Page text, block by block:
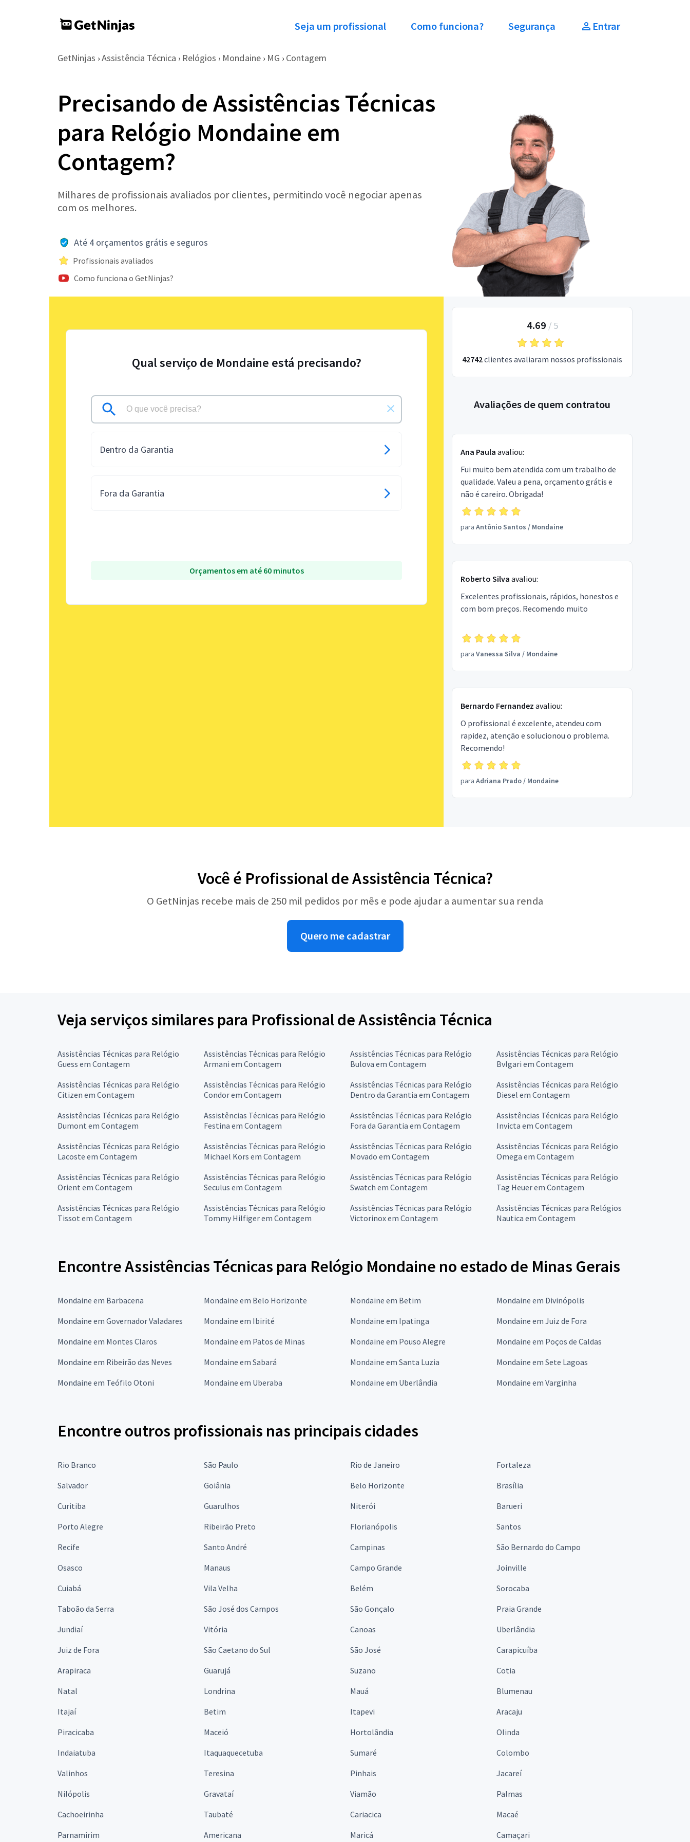
Seja um profissional Como funciona? Segurança Entrar
GetNinjas › Assistência Técnica › Relógios › Mondaine › MG › Contagem
Precisando de Assistências Técnicas
para Relógio Mondaine em
Contagem?
Milhares de profissionais avaliados por clientes, permitindo você negociar apenas
com os melhores.
Até 4 orçamentos grátis e seguros
Profissionais avaliados
Como funciona o GetNinjas?
Qual serviço de Mondaine está precisando?
Dentro da Garantia
Fora da Garantia
Orçamentos em até 60 minutos
4.69 / 5
42742clientes avaliaram nossos profissionais
Avaliações de quem contratou
Ana Paula avaliou:
Fui muito bem atendida com um trabalho de
qualidade. Valeu a pena, orçamento grátis e
não é careiro. Obrigada!
para Antônio Santos / Mondaine
Roberto Silva avaliou:
Excelentes profissionais, rápidos, honestos e
com bom preços. Recomendo muito
para Vanessa Silva / Mondaine
Bernardo Fernandez avaliou:
O profissional é excelente, atendeu com
rapidez, atenção e solucionou o problema.
Recomendo!
para Adriana Prado/ Mondaine
Você é Profissional de Assistência Técnica?
O GetNinjas recebe mais de 250 mil pedidos por mês e pode ajudar a aumentar sua renda
Quero me cadastrar
Veja serviços similares para Profissional de Assistência Técnica
Assistências Técnicas para Relógio
Guess em Contagem
Assistências Técnicas para Relógio
Armani em Contagem
Assistências Técnicas para Relógio
Bulova em Contagem
Assistências Técnicas para Relógio
Bvlgari em Contagem
Assistências Técnicas para Relógio
Citizen em Contagem
Assistências Técnicas para Relógio
Condor em Contagem
Assistências Técnicas para Relógio
Dentro da Garantia em Contagem
Assistências Técnicas para Relógio
Diesel em Contagem
Assistências Técnicas para Relógio
Dumont em Contagem
Assistências Técnicas para Relógio
Festina em Contagem
Assistências Técnicas para Relógio
Fora da Garantia em Contagem
Assistências Técnicas para Relógio
Invicta em Contagem
Assistências Técnicas para Relógio
Lacoste em Contagem
Assistências Técnicas para Relógio
Michael Kors em Contagem
Assistências Técnicas para Relógio
Movado em Contagem
Assistências Técnicas para Relógio
Omega em Contagem
Assistências Técnicas para Relógio
Orient em Contagem
Assistências Técnicas para Relógio
Seculus em Contagem
Assistências Técnicas para Relógio
Swatch em Contagem
Assistências Técnicas para Relógio
Tag Heuer em Contagem
Assistências Técnicas para Relógio
Tissot em Contagem
Assistências Técnicas para Relógio
Tommy Hilfiger em Contagem
Assistências Técnicas para Relógio
Victorinox em Contagem
Assistências Técnicas para Relógios
Nautica em Contagem
Encontre Assistências Técnicas para Relógio Mondaine no estado de Minas Gerais
Mondaine em Barbacena Mondaine em Belo Horizonte Mondaine em Betim
Mondaine em Divinópolis
Mondaine em Governador Valadares
Mondaine em Ibirité Mondaine em Ipatinga
Mondaine em Juiz de Fora
Mondaine em Montes Claros
Mondaine em Patos de Minas Mondaine em Pouso Alegre
Mondaine em Poços de Caldas
Mondaine em Ribeirão das Neves
Mondaine em Sabará Mondaine em Santa Luzia
Mondaine em Sete Lagoas
Mondaine em Teófilo Otoni
Mondaine em Uberaba Mondaine em Uberlândia Mondaine em Varginha
Encontre outros profissionais nas principais cidades
Rio Branco São Paulo Rio de Janeiro
Fortaleza
Salvador
Goiânia Belo Horizonte
Brasília
Curitiba
Guarulhos Niterói
Barueri
Porto Alegre
Ribeirão Preto Florianópolis
Santos
Recife
Santo André Campinas
São Bernardo do Campo
Osasco
Manaus Campo Grande
Joinville
Cuiabá
Vila Velha Belém
Sorocaba
Taboão da Serra
São José dos Campos São Gonçalo
Praia Grande
Jundiaí
Vitória Canoas
Uberlândia
Juiz de Fora
São Caetano do Sul São José
Carapicuíba
Arapiraca
Guarujá Suzano
Cotia
Natal
Londrina Mauá
Blumenau
Itajaí
Betim Itapevi
Aracaju
Piracicaba
Maceió Hortolândia
Olinda
Indaiatuba
Itaquaquecetuba Sumaré
Colombo
Valinhos
Teresina Pinhais
Jacareí
Nilópolis
Gravataí Viamão
Palmas
Cachoeirinha
Taubaté Cariacica
Macaé
Parnamirim
Americana Maricá Camaçari